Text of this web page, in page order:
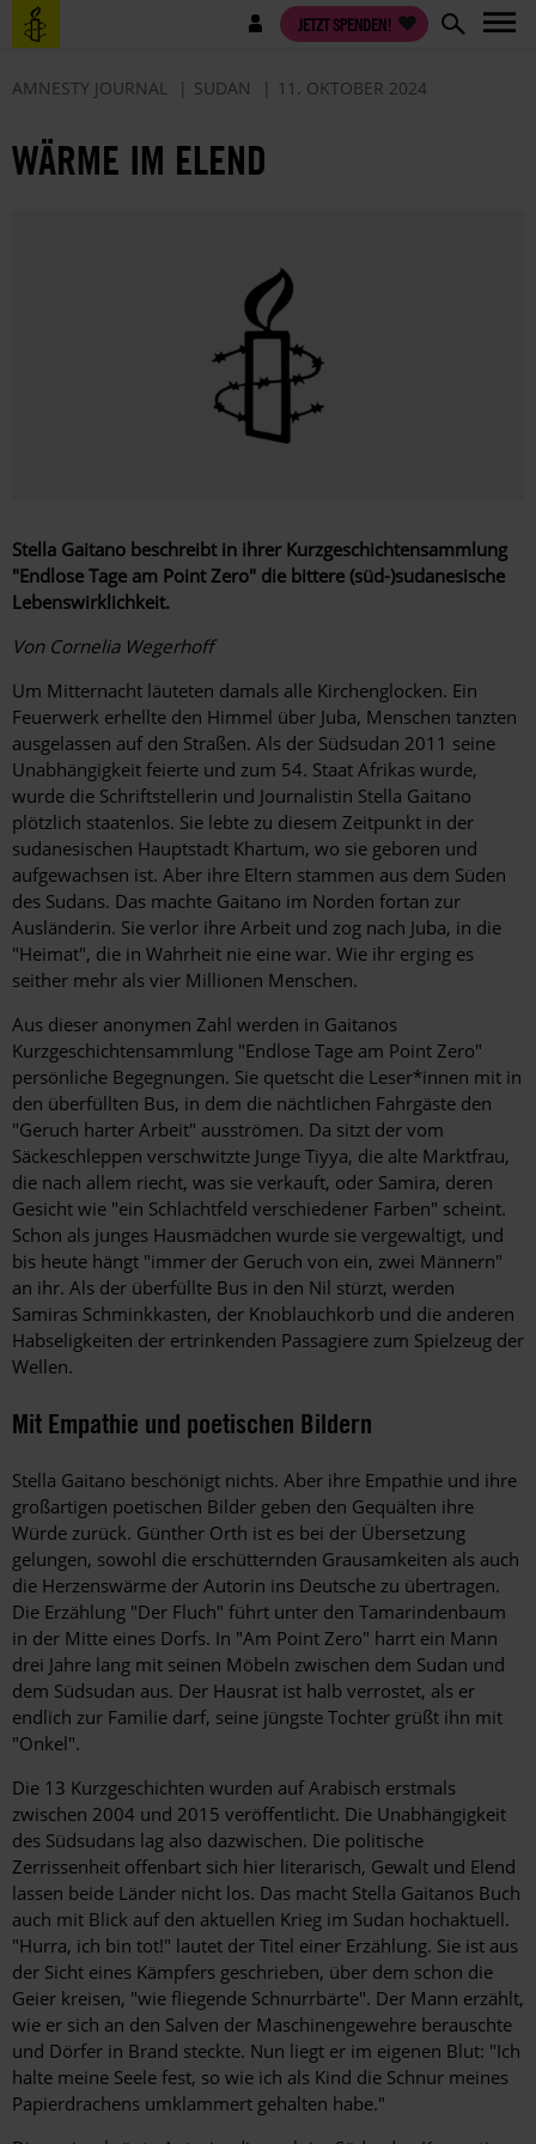
Direkt
zum
Benutzermenü JETZT SPENDEN!
AMNESTY JOURNAL SUDAN 11. OKTOBER 2024
WÄRME IM ELEND
Stella Gaitano beschreibt in ihrer Kurzgeschichtensammlung
"Endlose Tage am Point Zero" die bittere (süd-)sudanesische
Lebenswirklichkeit.
Von Cornelia Wegerhoff
Um Mitternacht läuteten damals alle Kirchenglocken. Ein
Feuerwerk erhellte den Himmel über Juba, Menschen tanzten
ausgelassen auf den Straßen. Als der Südsudan 2011 seine
Unabhängigkeit feierte und zum 54. Staat Afrikas wurde,
wurde die Schriftstellerin und Journalistin Stella Gaitano
plötzlich staatenlos. Sie lebte zu diesem Zeitpunkt in der
sudanesischen Hauptstadt Khartum, wo sie geboren und
aufgewachsen ist. Aber ihre Eltern stammen aus dem ­Süden
des Sudans. Das machte Gaitano im Norden fortan zur
Ausländerin. Sie verlor ihre Arbeit und zog nach Juba, in die
"Heimat", die in Wahrheit nie eine war. Wie ihr erging es
seither mehr als vier Millionen Menschen.
Aus dieser anonymen Zahl werden in Gaitanos
Kurzgeschichtensammlung "Endlose Tage am Point Zero"
persönliche Begegnungen. Sie quetscht die Leser*innen mit in
den überfüllten Bus, in dem die nächtlichen Fahrgäste den
"Geruch harter Arbeit" ausströmen. Da sitzt der vom
Säckeschleppen verschwitzte Junge Tiyya, die alte Marktfrau,
die nach allem riecht, was sie verkauft, oder Samira, deren
Gesicht wie "ein Schlachtfeld verschiedener Farben" scheint.
Schon als junges Hausmädchen wurde sie vergewaltigt, und
bis heute hängt "immer der Geruch von ein, zwei Männern"
an ihr. Als der überfüllte Bus in den Nil stürzt, werden
Samiras Schminkkasten, der Knoblauchkorb und die anderen
Habseligkeiten der ertrinkenden Passagiere zum Spielzeug der
Wellen.
Mit Empathie und poetischen Bildern
Stella Gaitano beschönigt nichts. Aber ihre Empathie und ihre
großartigen poetischen Bilder geben den Gequälten ihre
Würde zurück. Günther Orth ist es bei der Übersetzung
gelungen, sowohl die erschütternden Grausamkeiten als auch
die Herzenswärme der Autorin ins Deutsche zu übertragen.
Die Erzählung "Der Fluch" führt unter den Tamarindenbaum
in der Mitte eines Dorfs. In "Am Point Zero" harrt ein Mann
drei Jahre lang mit seinen Möbeln zwischen dem Sudan und
dem Südsudan aus. Der Hausrat ist halb verrostet, als er
endlich zur Familie darf, seine jüngste Tochter grüßt ihn mit
"Onkel".
Die 13 Kurzgeschichten wurden auf Arabisch erstmals
zwischen 2004 und 2015 veröffentlicht. Die Unabhängigkeit
des Südsudans lag also dazwischen. Die politische
Zerrissenheit offenbart sich hier literarisch, Gewalt und Elend
lassen beide Länder nicht los. Das macht Stella Gaitanos Buch
auch mit Blick auf den ­aktuellen Krieg im Sudan hochaktuell.
"Hurra, ich bin tot!" lautet der Titel einer Erzählung. Sie ist aus
der Sicht eines Kämpfers geschrieben, über dem schon die
Geier kreisen, "wie fliegende Schnurrbärte". Der Mann erzählt,
wie er sich an den Salven der Maschinengewehre berauschte
und Dörfer in Brand steckte. Nun liegt er im eigenen Blut: "Ich
halte meine Seele fest, so wie ich als Kind die Schnur meines
Papierdrachens umklammert gehalten habe."